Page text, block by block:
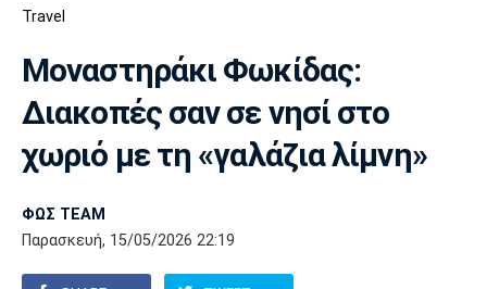
ΠΟΛΟ
AUTO-MOTO PLUS
Ποδόσφαιρο
Super League 1
Super League 2
Γ Εθνική
Ελλάδα
Μπάσκετ
Ελλάδα
Εθνική
EuroLeague
Ολυμπιακοί Αγώνες
Βόλεϊ
Πόλο
Ολυμπιακός ΑΕΚ ΠΑΟΚ
Παναθηναϊκός Ατρόμητος
Travel
Μοναστηράκι Φωκίδας:
Διακοπές σαν σε νησί στο
χωριό με τη «γαλάζια λίμνη»
ΦΩΣ TEAM
Παρασκευή, 15/05/2026 22:19